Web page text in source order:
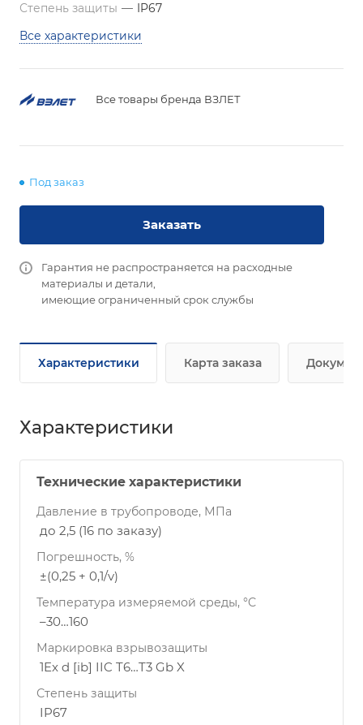
Степень защиты — IP67
Все характеристики
Все товары бренда ВЗЛЕТ
Под заказ
Заказать
Гарантия не распространяется на расходные
материалы и детали,
имеющие ограниченный срок службы
Характеристики Карта заказа
Характеристики
Технические характеристики
Давление в трубопроводе, МПа
до 2,5 (16 по заказу)
Погрешность, %
±(0,25 + 0,1/v)
Температура измеряемой среды, °C
–30…160
Маркировка взрывозащиты
1Ex d [ib] IIC T6…T3 Gb X
Степень защиты
IP67